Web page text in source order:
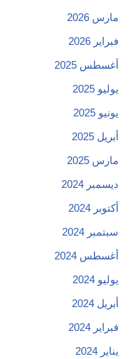
مارس 2026
فبراير 2026
أغسطس 2025
يوليو 2025
يونيو 2025
أبريل 2025
مارس 2025
ديسمبر 2024
أكتوبر 2024
سبتمبر 2024
أغسطس 2024
يوليو 2024
أبريل 2024
فبراير 2024
يناير 2024